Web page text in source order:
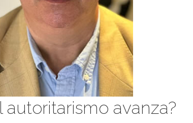
autoritarismo avanza?